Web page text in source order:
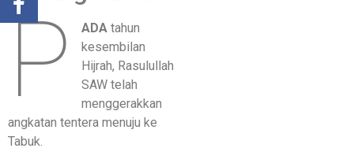
P ADAtahun
kesembilan
Hijrah, Rasulullah
SAW telah
menggerakkan
angkatan tentera menuju ke
Tabuk.